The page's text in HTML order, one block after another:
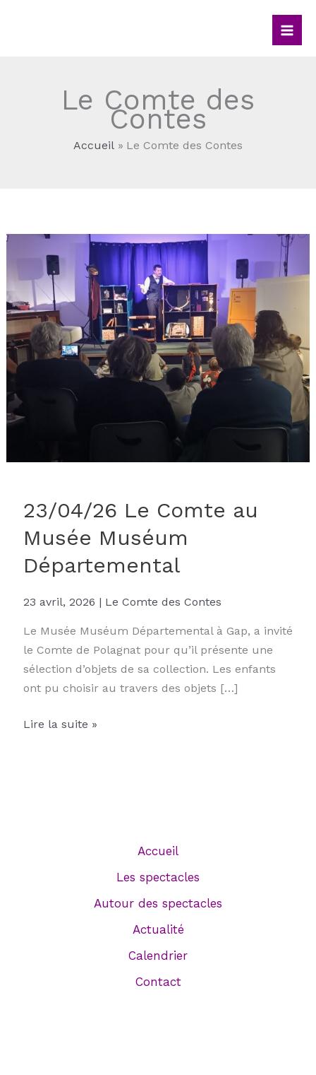
Le Comte des
Contes
Accueil Le Comte des Contes
23/04/26 Le Comte au
Musée Muséum
Départemental
23 avril, 2026 | Le Comte des Contes
Le Musée Muséum Départemental à Gap, a invité
le Comte de Polagnat pour qu’il présente une
sélection d’objets de sa collection. Les enfants
ont pu choisir au travers des objets […]
23/04/26
Lire la suite »
Accueil
Les spectacles
Autour des spectacles
Actualité
Calendrier
Contact